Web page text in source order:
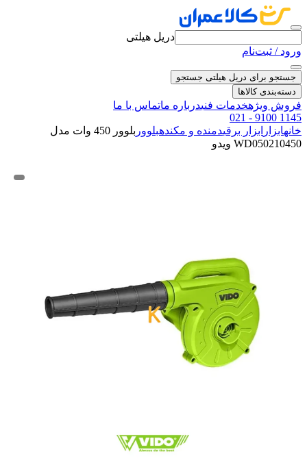
دریل هیلتی
ورود / ثبت‌نام
جستجو برای دریل هیلتی جستجو
دسته‌بندی کالاها
فروش ویژهخدمات فنیدرباره ماتماس با ما
021 - 9100 1145
خانهابزار ابزار برقیدمنده و مکندهبلوور
بلوور 450 وات مدل
WD050210450 ویدو